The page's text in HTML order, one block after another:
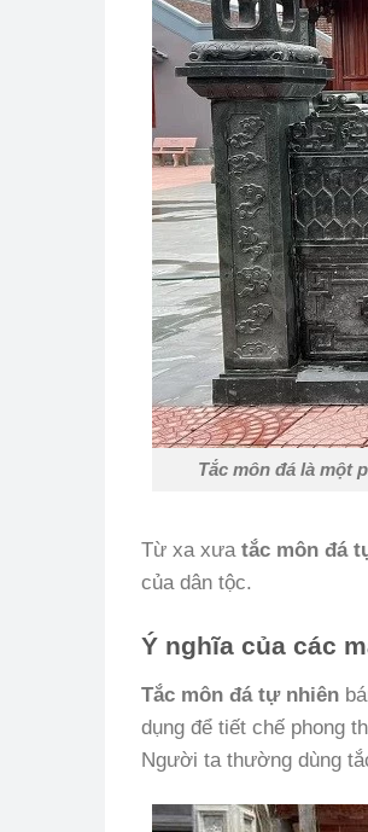
Tắc môn đá là một
Từ xa xưa tắc môn đá
của dân tộc.
Ý nghĩa của các
Tắc môn đá tự nhiên
dụng để tiết chế phong
Người ta thường dùng